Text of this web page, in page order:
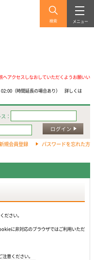
検索 メニュー
アクセスしなおしていただくようお願いい
（時間延長の場合あり） 詳しくは
：
ログイン
規会員登録 パスワードを忘れた方
ださい。
に非対応のブラウザではご利用いただ
意ください。